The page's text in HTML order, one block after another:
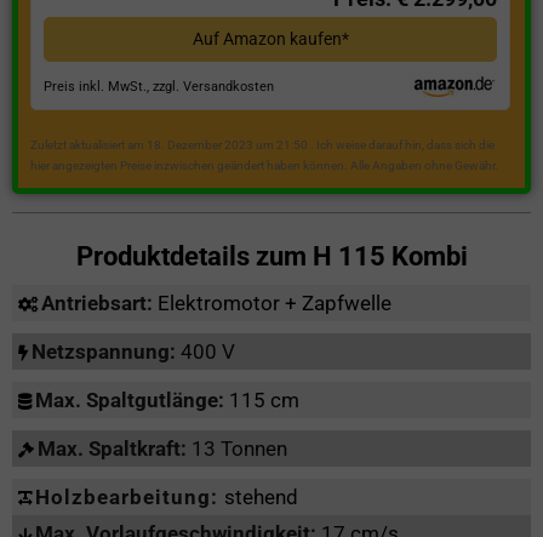
Auf Amazon kaufen*
Preis inkl. MwSt., zzgl. Versandkosten
Zuletzt aktualisiert am 18. Dezember 2023 um 21:50 . Ich weise darauf hin, dass sich die
hier angezeigten Preise inzwischen geändert haben können. Alle Angaben ohne Gewähr.
Produktdetails zum H 115 Kombi
Antriebsart: Elektromotor + Zapfwelle
Netzspannung: 400 V
Max. Spaltgutlänge: 115 cm
Max. Spaltkraft: 13 Tonnen
Holzbearbeitung: stehend